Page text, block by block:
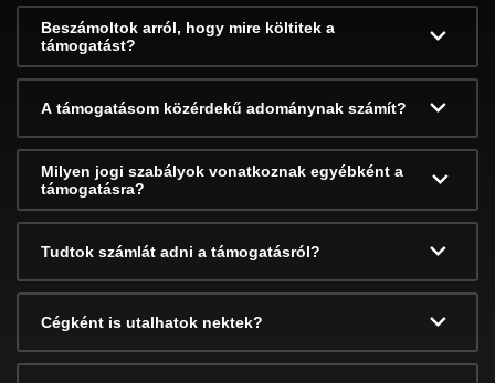
Beszámoltok arról, hogy mire költitek a
támogatást?
A támogatásom közérdekű adománynak számít?
Milyen jogi szabályok vonatkoznak egyébként a
támogatásra?
Tudtok számlát adni a támogatásról?
Cégként is utalhatok nektek?